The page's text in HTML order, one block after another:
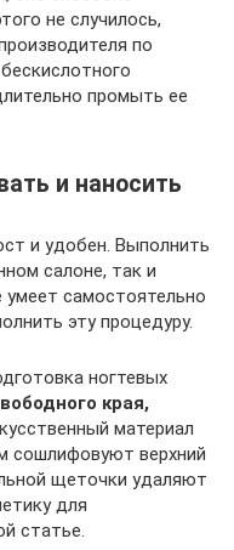
не случилось,
по
промыть ее
и наносить
и удобен. Выполнить
салоне, так и
самостоятельно
эту процедуру.
ногтевых
края,
материал
сошлифовуют верхний
щеточки удаляют
для
статье.